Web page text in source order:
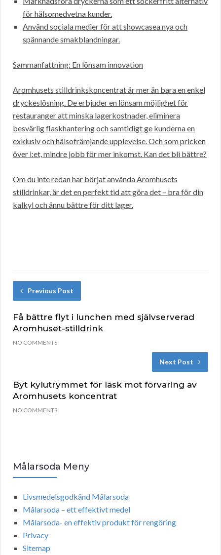
för hälsomedvetna kunder.
Använd sociala medier för att showcasea nya och
spännande smakblandningar.
Sammanfattning: En lönsam innovation
Aromhusets stilldrinkskoncentrat är mer än bara en enkel
dryckeslösning. De erbjuder en lönsam möjlighet för
restauranger att minska lagerkostnader, eliminera
besvärlig flaskhantering och samtidigt ge kunderna en
exklusiv och hälsofrämjande upplevelse. Och som pricken
över i:et, mindre jobb för mer inkomst. Kan det bli bättre?
Om du inte redan har börjat använda Aromhusets
stilldrinkar, är det en perfekt tid att göra det – bra för din
kalkyl och ännu bättre för ditt lager.
Previous Post
Få bättre flyt i lunchen med självserverad
Aromhuset-stilldrink
NO COMMENTS
Next Post
Byt kylutrymmet för läsk mot förvaring av
Aromhusets koncentrat
NO COMMENTS
Målarsoda Meny
Livsmedelsgodkänd Målarsoda
Målarsoda – ett effektivt medel
Målarsoda- en effektiv produkt för rengöring
Privacy
Sitemap